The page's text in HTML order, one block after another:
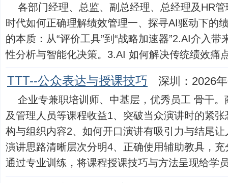
各部门经理、总监、副总经理、总经理及HR
时代如何正确理解绩效管理一、探寻AI驱动下的
的本质：从“评价工具”到“战略加速器”2.AI介入
性分析与智能化决策。3.AI 如何解决传统绩效痛
TTT--公众表达与授课技巧 深圳：2026
企业专兼职培训师、中基层，优秀员工 骨干
及管理人员等课程收益1、突破当众演讲时的紧
构与组织内容2、如何开口演讲有吸引力与结尾
演讲思路清晰层次分明4、正确使用辅助教具，
通过专业训练，将课程授课技巧与方法呈现给学